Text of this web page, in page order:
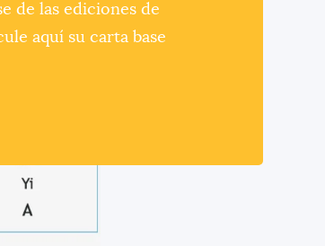
de las ediciones de
aquí su carta base